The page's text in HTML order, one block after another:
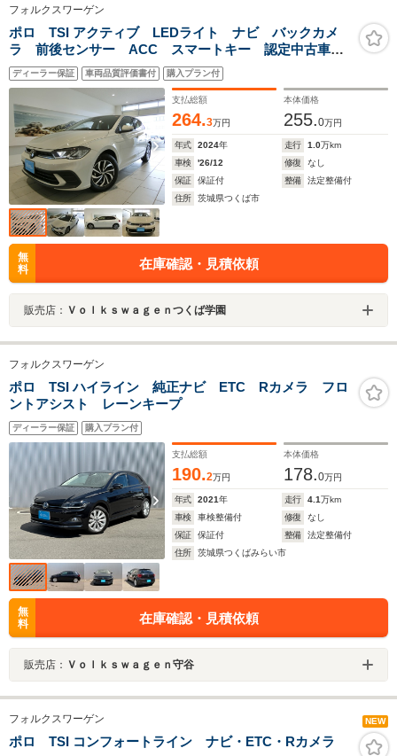
フォルクスワーゲン
ポロ TSI アクティブ LEDライト ナビ バックカメ
ラ 前後センサー ACC スマートキー 認定中古車保
証
ディーラー保証 車両品質評価書付 購入プラン付
支払総額
264.3万円
本体価格
255.0万円
年式 2024年 走行 1.0万km
車検
'26/12 修復
なし
保証
保証付 整備
法定整備付
住所
茨城県つくば市
無
料
在庫確認・見積依頼
販売店： Ｖｏｌｋｓｗａｇｅｎつくば学園
フォルクスワーゲン
ポロ TSI ハイライン 純正ナビ ETC Rカメラ フロ
ントアシスト レーンキープ
ディーラー保証 購入プラン付
支払総額
190.2万円
本体価格
178.0万円
年式 2021年 走行 4.1万km
車検
車検整備付 修復
なし
保証
保証付 整備
法定整備付
住所
茨城県つくばみらい市
無
料
在庫確認・見積依頼
販売店： Ｖｏｌｋｓｗａｇｅｎ守谷
フォルクスワーゲン NEW
ポロ TSI コンフォートライン ナビ・ETC・Rカメラ